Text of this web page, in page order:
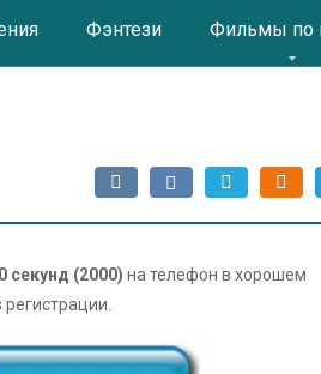
Фэнтези Фильмы по
секунд (2000) на телефон в хорошем